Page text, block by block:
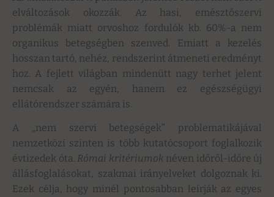
elváltozások okozzák. Az hasi, emésztőszervi
problémák miatt orvoshoz fordulók kb. 60%-a nem
organikus betegségben szenved. Emiatt a kezelés
hosszan tartó, nehéz, rendszerint átmeneti eredményt
hoz. A fejlett világban mindenütt nagy terhet jelent
nemcsak az egyén, hanem ez egészségügyi
ellátórendszer számára is.
A „nem szervi betegségek” problematikájával
nemzetközi szinten is több kutatócsoport foglalkozik
évtizedek óta. Római kritériumok néven időről-időre új
állásfoglalásokat, szakmai irányelveket dolgoznak ki.
Ezek célja, hogy minél pontosabban leírják az egyes